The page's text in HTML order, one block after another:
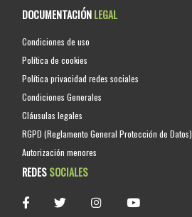
DOCUMENTACIÓNLEGAL
Condiciones de uso
Política de cookies
Política privacidad redes sociales
Condiciones Generales
Cláusulas legales
RGPD (Reglamento General Protección de Datos)
Autorización menores
REDESSOCIALES